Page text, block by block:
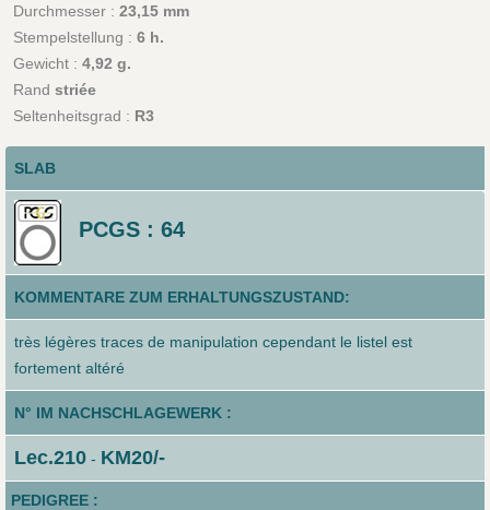
Durchmesser : 23,15 mm
Stempelstellung : 6 h.
Gewicht : 4,92 g.
Rand striée
Seltenheitsgrad : R3
SLAB
PCGS : 64
KOMMENTARE ZUM ERHALTUNGSZUSTAND:
très légères traces de manipulation cependant le listel est
fortement altéré
N° IM NACHSCHLAGEWERK :
Lec.210- KM20/-
PEDIGREE :